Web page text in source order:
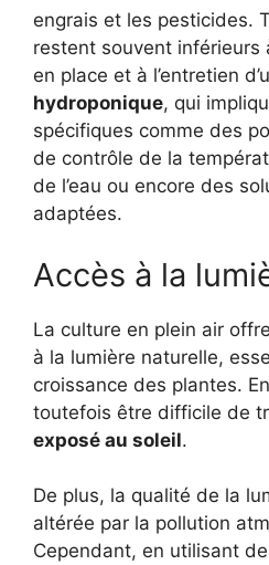
engrais et les pesticides.
restent souvent inférieurs
en place et à l’entretien
hydroponique, qui
spécifiques comme des
de contrôle de la
de l’eau ou encore des
adaptées.
Accès à la
La culture en plein air
à la lumière naturelle,
croissance des plantes.
toutefois être difficile de
exposé au soleil.
De plus, la qualité de la
altérée par la pollution
Cependant, en utilisant